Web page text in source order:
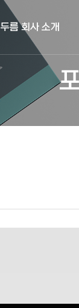
두름 회사 소개